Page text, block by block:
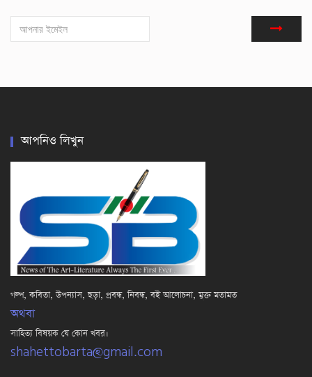
আপনিও লিখুন
গল্প, কবিতা, উপন্যাস, ছড়া, প্রবন্ধ, নিবন্ধ, বই আলোচনা, মুক্ত মতামত
অথবা
সাহিত্য বিষয়ক যে কোন খবর।
shahettobarta@gmail.com